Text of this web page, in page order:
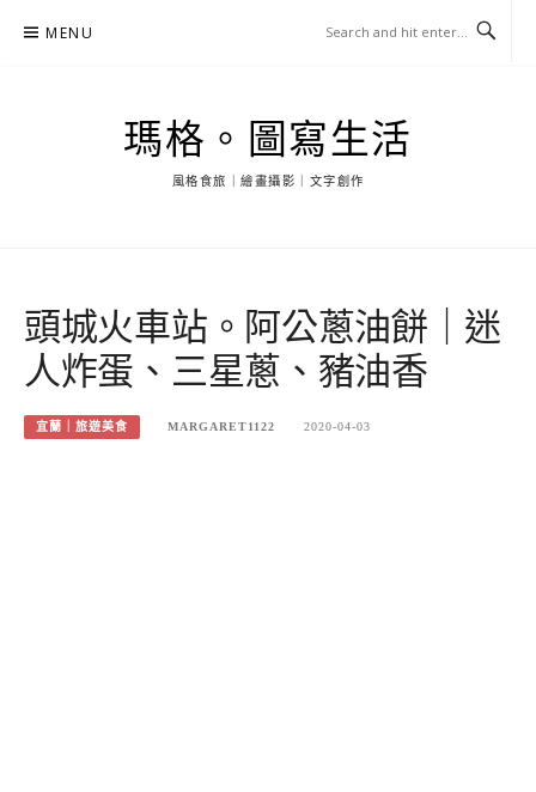
MENU
瑪格。圖寫生活
風格食旅｜繪畫攝影｜文字創作
頭城火車站。阿公蔥油餅｜迷
人炸蛋、三星蔥、豬油香
宜蘭｜旅遊美食 MARGARET1122 2020-04-03